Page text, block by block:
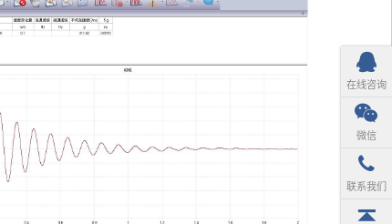
在线咨询
微信
联系我们